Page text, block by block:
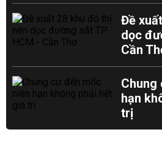
Đề
dọc
Cần
Chung
hạn
trị